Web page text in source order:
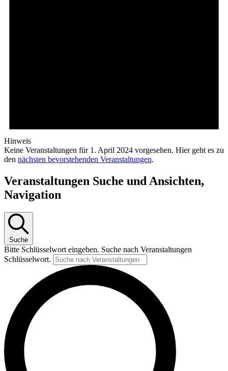
Hinweis
Keine Veranstaltungen für 1. April 2024 vorgesehen. Hier geht es zu
den nächsten bevorstehenden Veranstaltungen.
Veranstaltungen Suche und Ansichten,
Navigation
Suche
Bitte Schlüsselwort eingeben. Suche nach Veranstaltungen
Schlüsselwort.